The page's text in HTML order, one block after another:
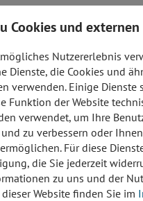
Cookies und
Nutzererlebnis
Dienste, die Cookies und
verwenden. Einige Dienste
Funktion der Website
verwendet, um Ihre
zu verbessern oder
Für diese
die Sie jederzeit
zu uns und der
Website finden Sie im